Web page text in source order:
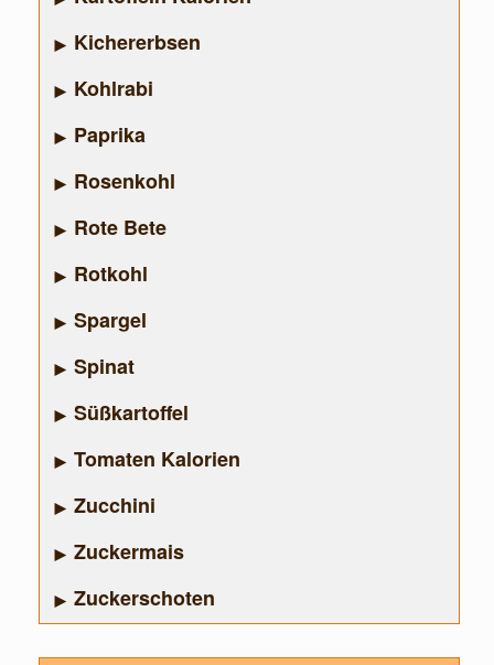
Kichererbsen
Kohlrabi
Paprika
Rosenkohl
Rote Bete
Rotkohl
Spargel
Spinat
Süßkartoffel
Tomaten Kalorien
Zucchini
Zuckermais
Zuckerschoten